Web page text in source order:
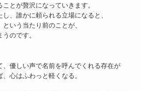
とが贅沢になっていきます。
、誰かに頼られる立場になると、
という当たり前のことが、
のです。
、優しい声で名前を呼んでくれる存在が
心はふわっと軽くなる。